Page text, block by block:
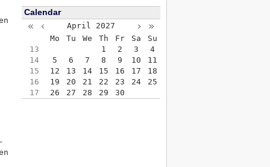
Calendar
« ‹ April 2027 › »
Mo Tu We Th Fr Sa
Su
13
1 2 3
4
14
5 6 7 8 9 10
11
15
12 13 14 15 16 17
18
16
19 20 21 22 23 24
25
17
26 27 28 29 30